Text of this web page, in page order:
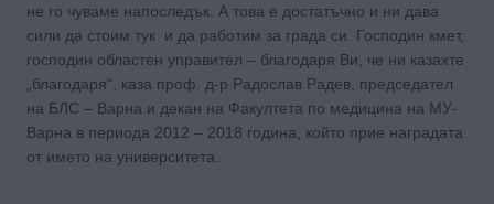
не го чуваме напоследък. А това е достатъчно и ни дава
сили да стоим тук и да работим за града си. Господин кмет,
господин областен управител – благодаря Ви, че ни казахте
„благодаря“, каза проф. д-р Радослав Радев, председател
на БЛС – Варна и декан на Факултета по медицина на МУ-
Варна в периода 2012 – 2018 година, който прие наградата
от името на университета.